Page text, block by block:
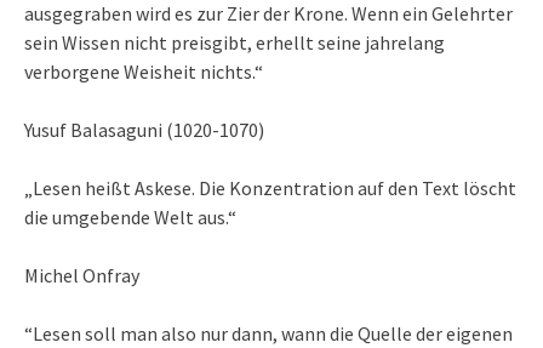
ausgegraben wird es zur Zier der Krone. Wenn ein Gelehrter
sein Wissen nicht preisgibt, erhellt seine jahrelang
verborgene Weisheit nichts.“
Yusuf Balasaguni (1020-1070)
„Lesen heißt Askese. Die Konzentration auf den Text löscht
die umgebende Welt aus.“
Michel Onfray
“Lesen soll man also nur dann, wann die Quelle der eigenen